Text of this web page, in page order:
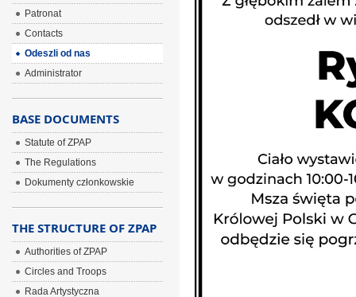
Patronat
Contacts
Odeszli od nas
Administrator
BASE DOCUMENTS
Statute of ZPAP
The Regulations
Dokumenty członkowskie
THE STRUCTURE OF ZPAP
Authorities of ZPAP
Circles and Troops
Rada Artystyczna